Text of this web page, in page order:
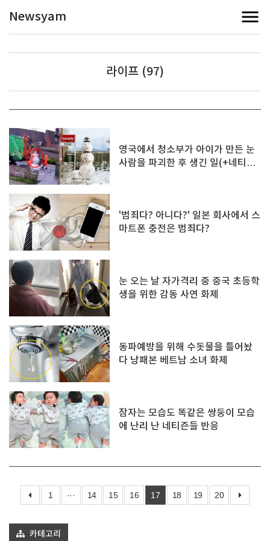
Newsyam
라이프 (97)
영국에서 청소부가 아이가 만든 눈
사람을 파괴한 후 생긴 일(+네티즌
'범죄다? 아니다?' 일본 회사에서 스
마트폰 충전은 범죄다?
눈 오는 날 자가격리 중 중국 초등학
생을 위한 감동 사연 화제
동파예방을 위해 수돗물을 틀어놨
다 낭패본 베트남 소녀 화제
잠자는 모습도 똑같은 쌍둥이 모습
에 난리 난 네티즌들 반응
1 ··· 14 15 16 17 18 19 20
카테고리